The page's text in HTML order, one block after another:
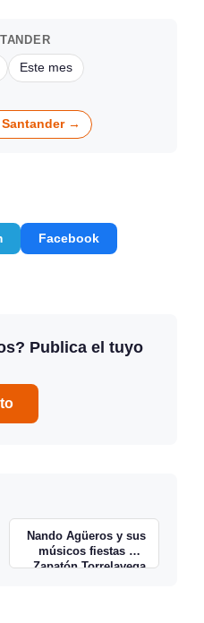
Este mes
→
Facebook
Publica el tuyo
Nando Agüeros y sus
músicos fiestas del
Zapatón Torrelavega